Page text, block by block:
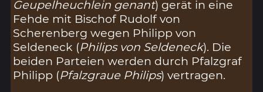
Geupelheuchlein genant) gerät in eine
Fehde mit Bischof Rudolf von
Scherenberg wegen Philipp von
Seldeneck (Philips von Seldeneck). Die
beiden Parteien werden durch Pfalzgraf
Philipp (Pfalzgraue Philips) vertragen.